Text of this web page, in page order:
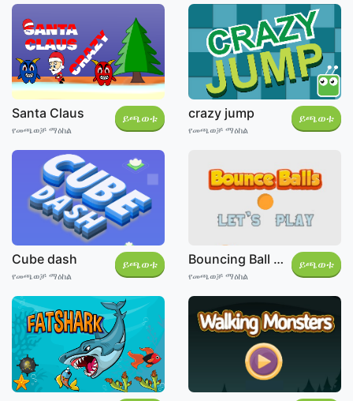
Santa Claus
የመጫወቻ ማዕከል
ይጫወቱ crazy jump
የመጫወቻ ማዕከል
ይጫወቱ
Cube dash
የመጫወቻ ማዕከል
ይጫወቱ Bouncing Ball Jump
የመጫወቻ ማዕከል
ይጫወቱ